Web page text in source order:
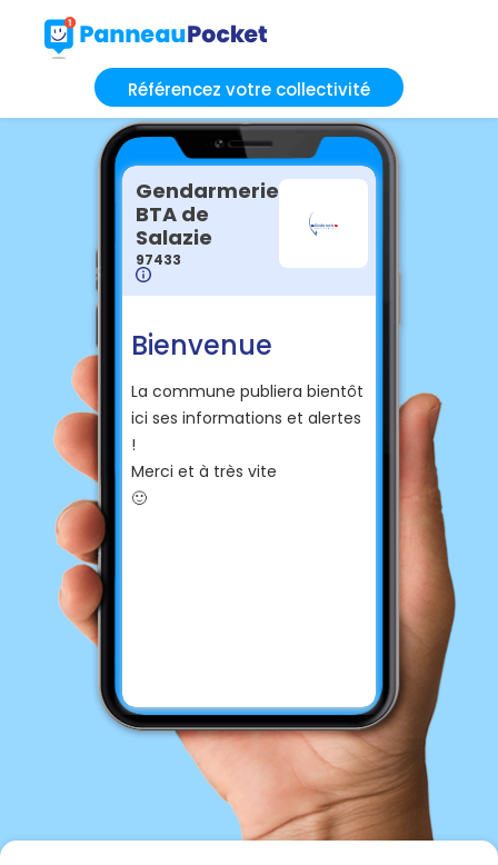
Référencez votre collectivité
Gendarmerie
BTA de
Salazie
97433
Bienvenue
La commune publiera bientôt
ici ses informations et alertes
!
Merci et à très vite
🙂